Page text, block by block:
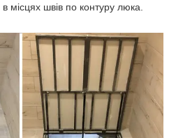
в місцях швів по контуру люка.